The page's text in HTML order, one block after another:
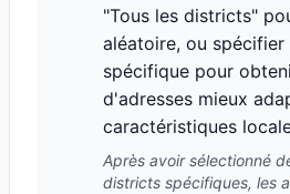
"Tous les districts"
aléatoire, ou spécifier
spécifique pour
d'adresses mieux
caractéristiques
Après avoir sélectionné
districts spécifiques, les